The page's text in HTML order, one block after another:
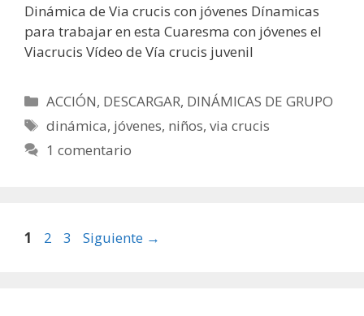
Dinámica de Via crucis con jóvenes Dínamicas
para trabajar en esta Cuaresma con jóvenes el
Viacrucis Vídeo de Vía crucis juvenil
Categorías
ACCIÓN, DESCARGAR, DINÁMICAS DE GRUPO
Etiquetas
dinámica, jóvenes, niños,via crucis
1 comentario
Página
1 Página
2 Página
3 Siguiente →